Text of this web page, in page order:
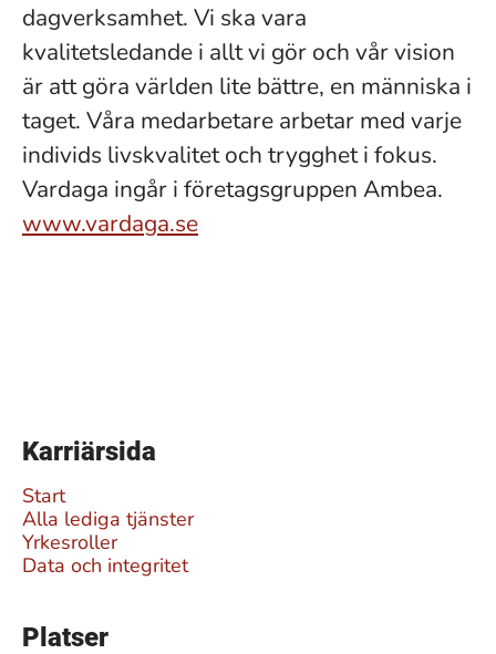
dagverksamhet. Vi ska vara
kvalitetsledande i allt vi gör och vår vision
är att göra världen lite bättre, en människa i
taget. Våra medarbetare arbetar med varje
individs livskvalitet och trygghet i fokus.
Vardaga ingår i företagsgruppen Ambea.
www.vardaga.se
Karriärsida
Start
Alla lediga tjänster
Yrkesroller
Data och integritet
Platser